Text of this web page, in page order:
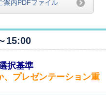
案内PDFファイル
15:00
択基準
、プレゼンテーション重